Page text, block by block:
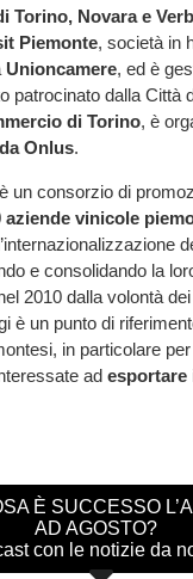
Torino, Novara e
Piemonte, società in
Unioncamere, ed è
patrocinato dalla Città
di Torino, è
Onlus.
un consorzio di
vinicole
e consolidando la
2010 dalla volontà
è un punto di
in particolare
ad esportare
È SUCCESSO
AD AGOSTO?
con le notizie da